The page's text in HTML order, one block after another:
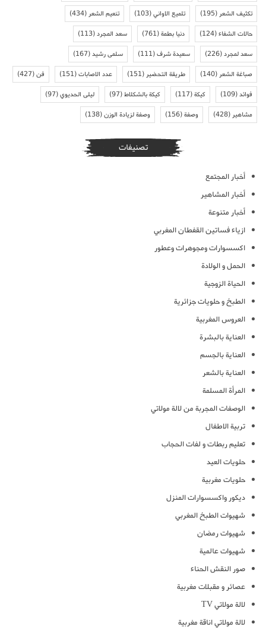
تكثيف الشعر(195) تلميع الاواني(103) تنعيم الشعر(434)
حالات الشفاء(124) دنيا بطمة(761) سعد المجرد(113)
سعد لمجرد(226) سعيدة شرف(111) سلمى رشيد(167)
صباغة الشعر(140) طريقة التحضير(151) عدد الاصابات(151) فن(427)
فوائد(109) كيكة(117) كيكة بالشكلاط(97) ليلى الحديوي(97)
مشاهير(428) وصفة(156) وصفة لزيادة الوزن(138)
تصنيفات
أخبار المجتمع
أخبار المشاهير
أخبار متنوعة
ازياء فساتين القفطان المغربي
اكسسوارات ومجوهرات وعطور
الحمل و الولادة
الحياة الزوجية
الطبخ و حلويات جزائرية
العروس المغربية
العناية بالبشرة
العناية بالجسم
العناية بالشعر
المرأة المسلمة
الوصفات المجربة من لالة مولاتي
تربية الاطفال
تعليم ربطات و لفات الحجاب
حلويات العيد
حلويات مغربية
ديكور واكسسوارات المنزل
شهيوات الطبخ المغربي
شهيوات رمضان
شهيوات عالمية
صور النقش الحناء
عصائر و مقبلات مغربية
لالة مولاتي TV
لالة مولاتي اناقة مغربية